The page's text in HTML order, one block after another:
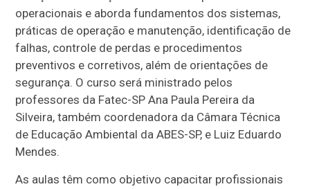
operacionais e aborda fundamentos dos sistemas,
práticas de operação e manutenção, identificação de
falhas, controle de perdas e procedimentos
preventivos e corretivos, além de orientações de
segurança. O curso será ministrado pelos
professores da Fatec-SP Ana Paula Pereira da
Silveira, também coordenadora da Câmara Técnica
de Educação Ambiental da ABES-SP, e Luiz Eduardo
Mendes.
As aulas têm como objetivo capacitar profissionais